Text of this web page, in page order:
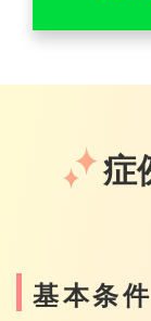
症
基本条件